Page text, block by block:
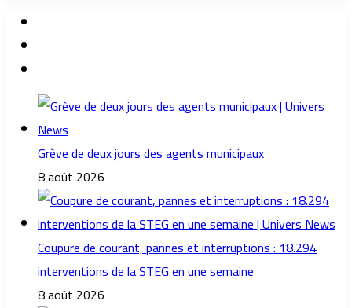
Grève de deux jours des agents municipaux
8 août 2026
Coupure de courant, pannes et interruptions : 18.294
interventions de la STEG en une semaine
8 août 2026